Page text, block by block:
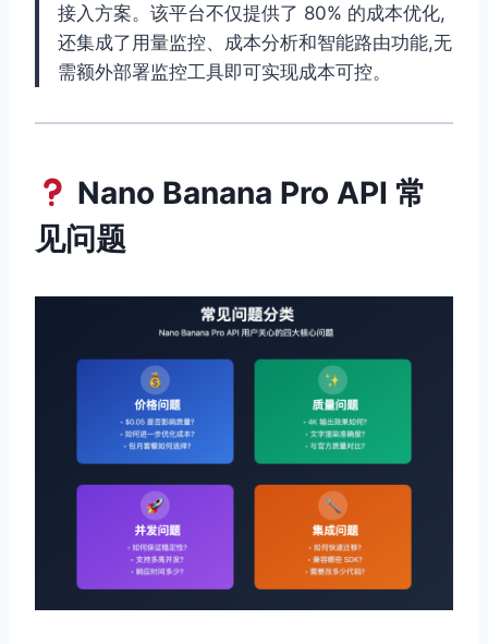
接入方案。该平台不仅提供了 80% 的成本优化,
还集成了用量监控、成本分析和智能路由功能,无
需额外部署监控工具即可实现成本可控。
Nano Banana Pro API 常
见问题